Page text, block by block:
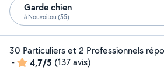
Garde chien
à Nouvoitou (35)
30 Particuliers et 2 Professionnels
-
4,7/5 (137 avis)